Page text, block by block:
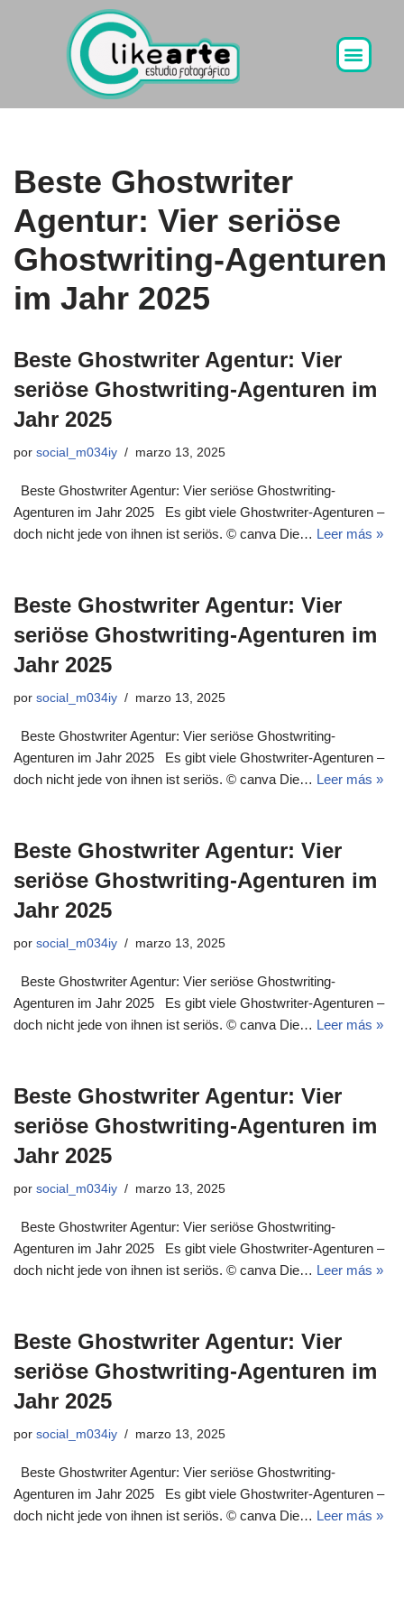
Beste Ghostwriter
Agentur: Vier seriöse
Ghostwriting-Agenturen
im Jahr 2025
Beste Ghostwriter Agentur: Vier
seriöse Ghostwriting-Agenturen im
Jahr 2025
por social_m034iy marzo 13, 2025
Beste Ghostwriter Agentur: Vier seriöse Ghostwriting-
Agenturen im Jahr 2025 Es gibt viele Ghostwriter-Agenturen –
doch nicht jede von ihnen ist seriös. © canva Die… Leer más »
Beste Ghostwriter Agentur: Vier
seriöse Ghostwriting-Agenturen im
Jahr 2025
por social_m034iy marzo 13, 2025
Beste Ghostwriter Agentur: Vier seriöse Ghostwriting-
Agenturen im Jahr 2025 Es gibt viele Ghostwriter-Agenturen –
doch nicht jede von ihnen ist seriös. © canva Die… Leer más »
Beste Ghostwriter Agentur: Vier
seriöse Ghostwriting-Agenturen im
Jahr 2025
por social_m034iy marzo 13, 2025
Beste Ghostwriter Agentur: Vier seriöse Ghostwriting-
Agenturen im Jahr 2025 Es gibt viele Ghostwriter-Agenturen –
doch nicht jede von ihnen ist seriös. © canva Die… Leer más »
Beste Ghostwriter Agentur: Vier
seriöse Ghostwriting-Agenturen im
Jahr 2025
por social_m034iy marzo 13, 2025
Beste Ghostwriter Agentur: Vier seriöse Ghostwriting-
Agenturen im Jahr 2025 Es gibt viele Ghostwriter-Agenturen –
doch nicht jede von ihnen ist seriös. © canva Die… Leer más »
Beste Ghostwriter Agentur: Vier
seriöse Ghostwriting-Agenturen im
Jahr 2025
por social_m034iy marzo 13, 2025
Beste Ghostwriter Agentur: Vier seriöse Ghostwriting-
Agenturen im Jahr 2025 Es gibt viele Ghostwriter-Agenturen –
doch nicht jede von ihnen ist seriös. © canva Die… Leer más »